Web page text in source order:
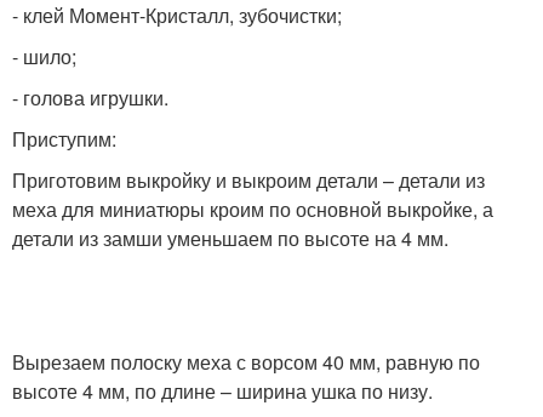
- клей Момент-Кристалл, зубочистки;
- шило;
- голова игрушки.
Приступим:
Приготовим выкройку и выкроим детали – детали из
меха для миниатюры кроим по основной выкройке, а
детали из замши уменьшаем по высоте на 4 мм.
Вырезаем полоску меха с ворсом 40 мм, равную по
высоте 4 мм, по длине – ширина ушка по низу.